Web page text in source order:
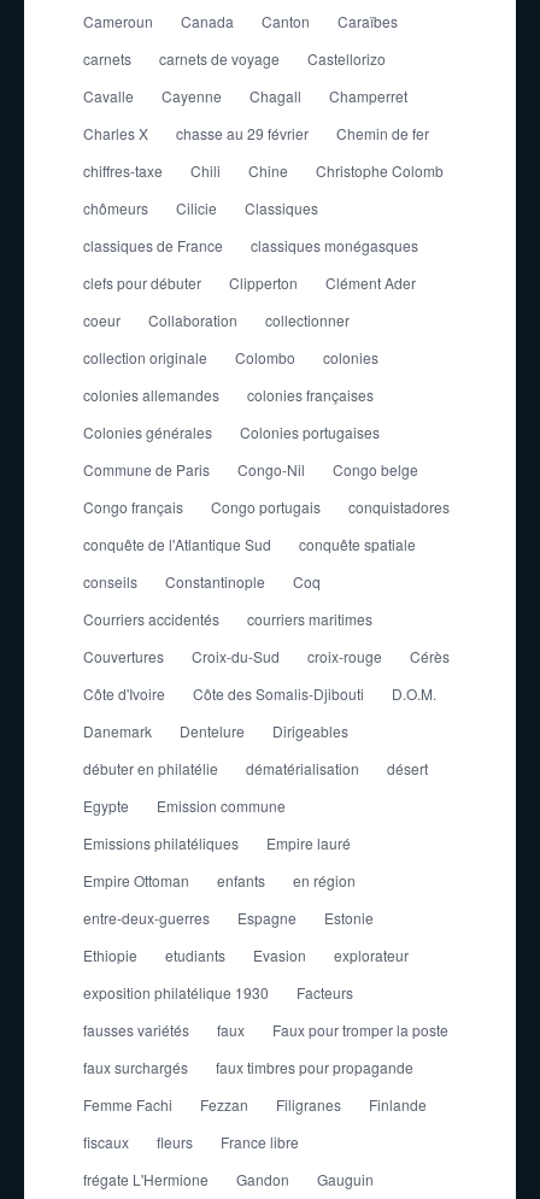
Cameroun
Canada Canton
Caraïbes
carnets
carnets de voyage
Castellorizo
Cavalle
Cayenne Chagall
Champerret
Charles X
chasse au 29 février
Chemin de fer
chiffres-taxe
Chili Chine
Christophe Colomb
chômeurs
Cilicie
Classiques
classiques de France
classiques monégasques
clefs pour débuter
Clipperton
Clément Ader
coeur
Collaboration
collectionner
collection originale
Colombo
colonies
colonies allemandes
colonies françaises
Colonies générales
Colonies portugaises
Commune de Paris
Congo-Nil
Congo belge
Congo français
Congo portugais
conquistadores
conquête de l'Atlantique Sud
conquête spatiale
conseils
Constantinople
Coq
Courriers accidentés
courriers maritimes
Couvertures
Croix-du-Sud croix-rouge
Cérès
Côte d'Ivoire
Côte des Somalis-Djibouti
D.O.M.
Danemark
Dentelure
Dirigeables
débuter en philatélie
dématérialisation
désert
Egypte
Emission commune
Emissions philatéliques
Empire lauré
Empire Ottoman
enfants
en région
entre-deux-guerres
Espagne
Estonie
Ethiopie
etudiants Evasion
explorateur
exposition philatélique 1930
Facteurs
fausses variétés
faux
Faux pour tromper la poste
faux surchargés
faux timbres pour propagande
Femme Fachi
Fezzan Filigranes
Finlande
fiscaux
fleurs
France libre
frégate L'Hermione
Gandon
Gauguin